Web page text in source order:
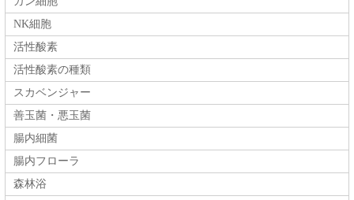
NK細胞
活性酸素
活性酸素の種類
スカベンジャー
善玉菌・悪玉菌
腸内細菌
腸内フローラ
森林浴